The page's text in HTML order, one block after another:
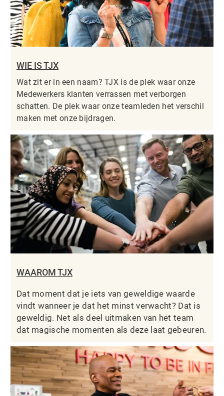
WIE IS TJX
Wat zit er in een naam? TJX is de plek waar onze
Medewerkers klanten verrassen met verborgen
schatten. De plek waar onze teamleden het verschil
maken met onze bijdragen.
WAAROM TJX
Dat moment dat je iets van geweldige waarde
vindt wanneer je dat het minst verwacht? Dat is
geweldig. Net als deel uitmaken van het team
dat magische momenten als deze laat gebeuren.